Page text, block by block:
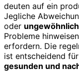
deuten auf ein
Jegliche
oder
Probleme
erfordern. Die
ist entscheidend
gesunden und